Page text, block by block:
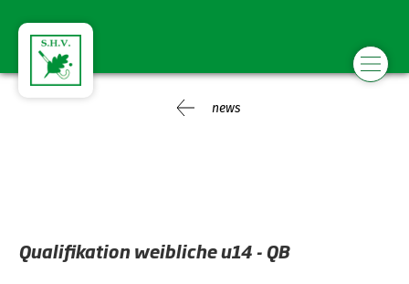
news
Qualifikation weibliche u14 - QB